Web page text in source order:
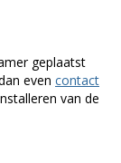
geplaatst
even contact
van de